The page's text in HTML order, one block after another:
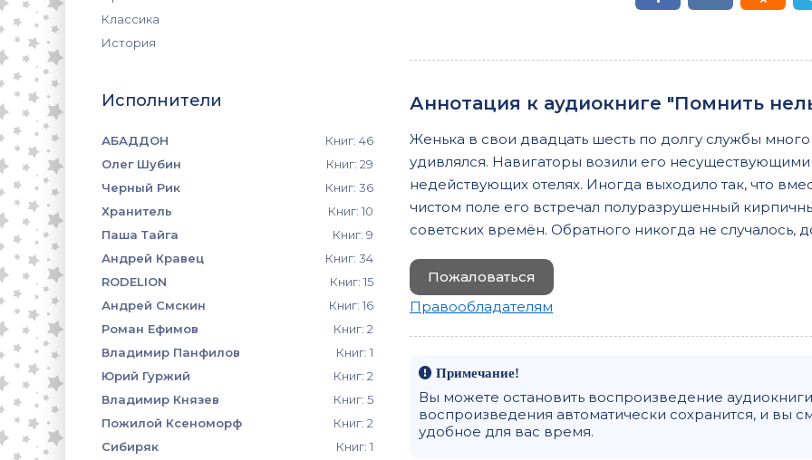
Классика
История
Исполнители
АБАДДОН
Книг: 46
Олег Шубин
Книг: 29
Черный Рик
Книг: 36
Хранитель
Книг: 10
Паша Тайга
Книг: 9
Андрей Кравец
Книг: 34
RODELION
Книг: 15
Андрей Смскин
Книг: 16
Роман Ефимов
Книг: 2
Владимир Панфилов
Книг: 1
Юрий Гуржий
Книг: 2
Владимир Князев
Книг: 5
Пожилой Ксеноморф
Книг: 2
Сибиряк
Книг: 1
Аннотация к аудиокниге "Помнить
Женька в свои двадцать шесть по долгу службы
удивлялся. Навигаторы возили его
недействующих отелях. Иногда выходило так, что
чистом поле его встречал полуразрушенный
советских времён. Обратного никогда не случалось,
Пожаловаться
Правообладателям
Примечание!
Вы можете остановить воспроизведение
воспроизведения автоматически сохранится, и вы
удобное для вас время.